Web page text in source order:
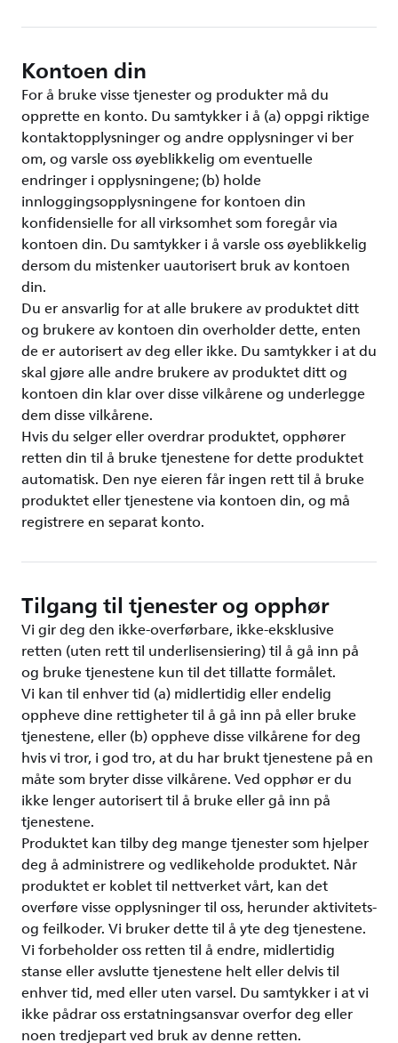
Kontoen din
For å bruke visse tjenester og produkter må du
opprette en konto. Du samtykker i å (a) oppgi riktige
kontaktopplysninger og andre opplysninger vi ber
om, og varsle oss øyeblikkelig om eventuelle
endringer i opplysningene; (b) holde
innloggingsopplysningene for kontoen din
konfidensielle for all virksomhet som foregår via
kontoen din. Du samtykker i å varsle oss øyeblikkelig
dersom du mistenker uautorisert bruk av kontoen
din.
Du er ansvarlig for at alle brukere av produktet ditt
og brukere av kontoen din overholder dette, enten
de er autorisert av deg eller ikke. Du samtykker i at du
skal gjøre alle andre brukere av produktet ditt og
kontoen din klar over disse vilkårene og underlegge
dem disse vilkårene.
Hvis du selger eller overdrar produktet, opphører
retten din til å bruke tjenestene for dette produktet
automatisk. Den nye eieren får ingen rett til å bruke
produktet eller tjenestene via kontoen din, og må
registrere en separat konto.
Tilgang til tjenester og opphør
Vi gir deg den ikke-overførbare, ikke-eksklusive
retten (uten rett til underlisensiering) til å gå inn på
og bruke tjenestene kun til det tillatte formålet.
Vi kan til enhver tid (a) midlertidig eller endelig
oppheve dine rettigheter til å gå inn på eller bruke
tjenestene, eller (b) oppheve disse vilkårene for deg
hvis vi tror, i god tro, at du har brukt tjenestene på en
måte som bryter disse vilkårene. Ved opphør er du
ikke lenger autorisert til å bruke eller gå inn på
tjenestene.
Produktet kan tilby deg mange tjenester som hjelper
deg å administrere og vedlikeholde produktet. Når
produktet er koblet til nettverket vårt, kan det
overføre visse opplysninger til oss, herunder aktivitets-
og feilkoder. Vi bruker dette til å yte deg tjenestene.
Vi forbeholder oss retten til å endre, midlertidig
stanse eller avslutte tjenestene helt eller delvis til
enhver tid, med eller uten varsel. Du samtykker i at vi
ikke pådrar oss erstatningsansvar overfor deg eller
noen tredjepart ved bruk av denne retten.